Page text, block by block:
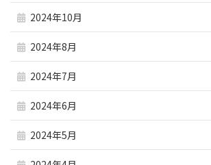
2024年10月
2024年8月
2024年7月
2024年6月
2024年5月